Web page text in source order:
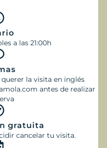
a las 21:00h
la visita en inglés
antes de realizar
gratuita
cancelar tu visita.